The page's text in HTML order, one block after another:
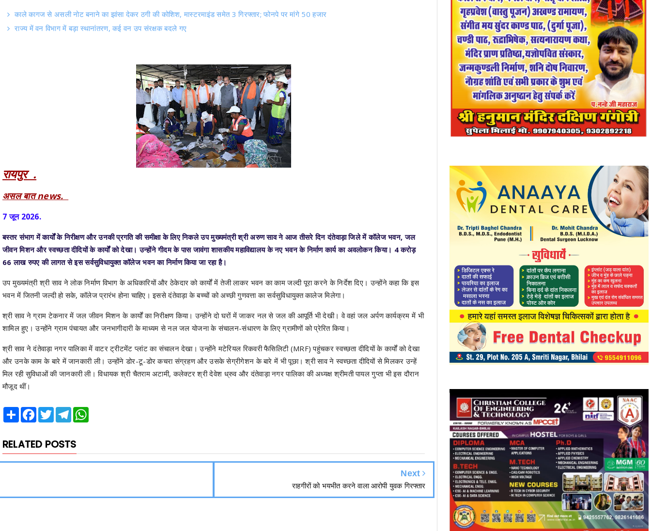
काले कागज से असली नोट बनाने का झांसा देकर ठगी की कोशिश, मास्टरमाइंड समेत 3 गिरफ्तार; फोनपे पर मांगे 50 हजार
राज्य में वन विभाग में बड़ा स्थानांतरण, कई वन उप संरक्षक बदले गए
रायपुर .
असल बात news.
7 जून 2026.
बस्तर संभाग में कार्यों के निरीक्षण और उनकी प्रगति की समीक्षा के लिए निकले उप मुख्यमंत्री श्री अरुण साव ने आज तीसरे दिन दंतेवाड़ा जिले में कॉलेज भवन, जल
जीवन मिशन और स्वच्छता दीदियों के कार्यों को देखा‌। उन्होंने गीदम के पास जावंगा शासकीय महाविद्यालय के नए भवन के निर्माण कार्य का अवलोकन किया। 4 करोड़
66 लाख रुपए की लागत से इस सर्वसुविधायुक्त कॉलेज भवन का निर्माण किया जा रहा है।
उप मुख्यमंत्री श्री साव ने लोक निर्माण विभाग के अधिकारियों और ठेकेदार को कार्यों में तेजी लाकर भवन का काम जल्दी पूरा करने के निर्देश दिए। उन्होंने कहा कि इस
भवन में जितनी जल्दी हो सके, कॉलेज प्रारंभ होना चाहिए। इससे दंतेवाड़ा के बच्चों को अच्छी गुणवत्ता का सर्वसुविधायुक्त कालेज मिलेगा।
श्री साव ने ग्राम टेकनार में जल जीवन मिशन के कार्यों का निरीक्षण किया। उन्होंने दो घरों में जाकर नल से जल की आपूर्ति भी देखी। वे वहां जल अर्पण कार्यक्रम में भी
शामिल हुए। उन्होंने ग्राम पंचायत और जनभागीदारी के माध्यम से नल जल योजना के संचालन-संधारण के लिए ग्रामीणों को प्रेरित किया।
श्री साव ने दंतेवाड़ा नगर पालिका में वाटर ट्रीटमेंट प्लांट का संचालन देखा। उन्होंने मटेरियल रिकवरी फैसिलिटी (MRF) पहुंचकर स्वच्छता दीदियों के कार्यों को देखा
और उनके काम के बारे में जानकारी ली। उन्होंने डोर-टू-डोर कचरा संग्रहण और उसके सेग्रीगेशन के बारे में भी पूछा। श्री साव ने स्वच्छता दीदियों से मिलकर उन्हें
मिल रही सुविधाओं की जानकारी ली। विधायक श्री चैतराम अटामी, कलेक्टर श्री देवेश ध्रुव और दंतेवाड़ा नगर पालिका की अध्यक्ष श्रीमती पायल गुप्ता भी इस दौरान
मौजूद थीं।
Share Facebook
Twitter Telegram
RELATED POSTS
Next
राहगीरों को भयभीत करने वाला आरोपी युवक गिरफ्तार